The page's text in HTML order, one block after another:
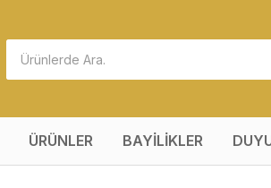
ÜRÜNLER BAYİLİKLER